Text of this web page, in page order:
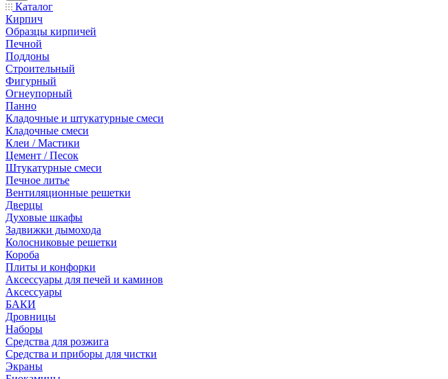
Каталог
Кирпич
Образцы кирпичей
Печной
Поддоны
Строительный
Фигурный
Огнеупорный
Панно
Кладочные и штукатурные смеси
Кладочные смеси
Клеи / Мастики
Цемент / Песок
Штукатурные смеси
Печное литье
Вентиляционные решетки
Дверцы
Духовые шкафы
Задвижки дымохода
Колосниковые решетки
Короба
Плиты и конфорки
Аксессуары для печей и каминов
Аксессуары
БАКИ
Дровницы
Наборы
Средства для розжига
Средства и приборы для чистки
Экраны